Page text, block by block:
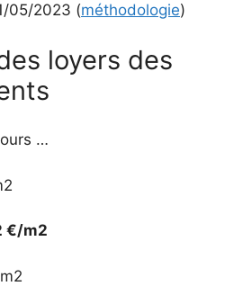
05/2023 (méthodologie)
loyers des
…
€/m2